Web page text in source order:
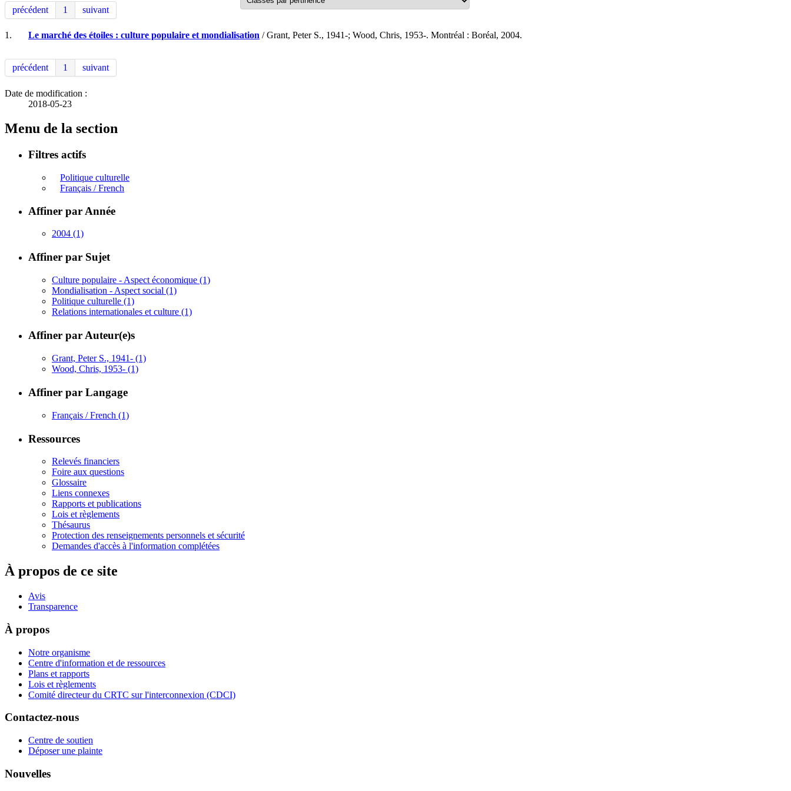
précédent 1 suivant
1. Le marché des étoiles : culture populaire et mondialisation / Grant, Peter S., 1941-; Wood, Chris, 1953-. Montréal : Boréal, 2004.
précédent 1 suivant
Date de modification :
2018-05-23
Menu de la section
Filtres actifs
Politique culturelle
Français / French
Affiner par Année
2004 (1)
Affiner par Sujet
Culture populaire - Aspect économique (1)
Mondialisation - Aspect social (1)
Politique culturelle (1)
Relations internationales et culture (1)
Affiner par Auteur(e)s
Grant, Peter S., 1941- (1)
Wood, Chris, 1953- (1)
Affiner par Langage
Français / French (1)
Ressources
Relevés financiers
Foire aux questions
Glossaire
Liens connexes
Rapports et publications
Lois et règlements
Thésaurus
Protection des renseignements personnels et sécurité
Demandes d'accès à l'information complétées
À propos de ce site
Avis
Transparence
À propos
Notre organisme
Centre d'information et de ressources
Plans et rapports
Lois et règlements
Comité directeur du CRTC sur l'interconnexion (CDCI)
Contactez-nous
Centre de soutien
Déposer une plainte
Nouvelles